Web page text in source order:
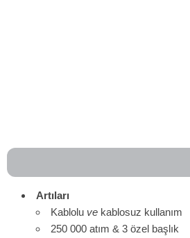
Artıları
Kablolu ve kablosuz kullanım
250 000 atım & 3 özel başlık